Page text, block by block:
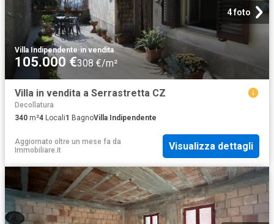
4 foto
Villa Indipendente·in vendita
105.000 €308 €/m²
Villa in vendita a Serrastretta CZ
Decollatura
340 m²4 Locali1 BagnoVilla Indipendente
Aggiornato oltre un mese fa da
Immobiliare.it
Visualizza dettagli